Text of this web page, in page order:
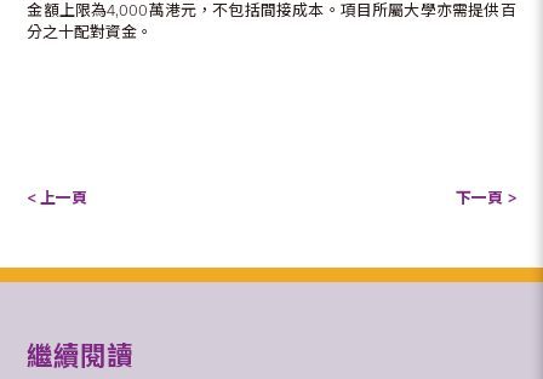
金額上限為4,000萬港元，不包括間接成本。項目所屬大學亦需提供百
分之十配對資金。
< 上一頁 下一頁 >
繼續閱讀